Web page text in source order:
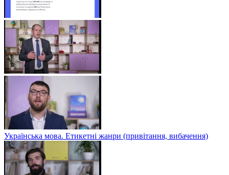
Українська мова. Етикетні жанри (привітання, вибачення)